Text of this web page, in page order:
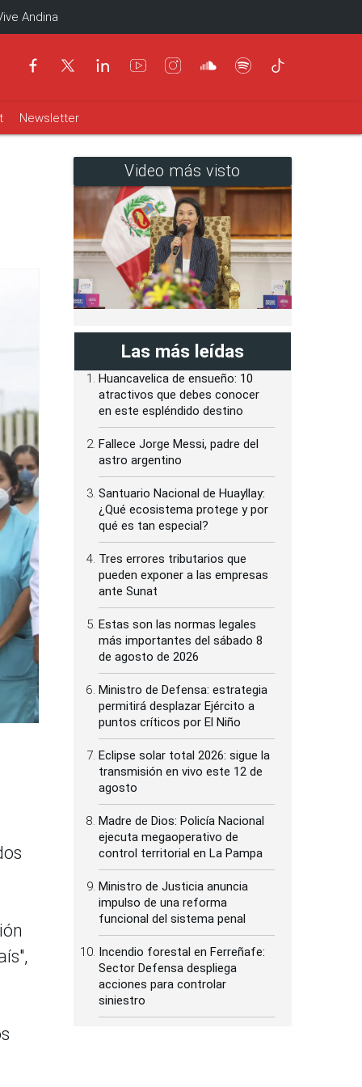
Andina
Newsletter
Video más visto
Las más leídas
Huancavelica de ensueño: 10
atractivos que debes conocer
en este espléndido destino
Fallece Jorge Messi, padre del
astro argentino
Santuario Nacional de Huayllay:
¿Qué ecosistema protege y por
qué es tan especial?
Tres errores tributarios que
pueden exponer a las empresas
ante Sunat
Estas son las normas legales
más importantes del sábado 8
de agosto de 2026
Ministro de Defensa: estrategia
permitirá desplazar Ejército a
puntos críticos por El Niño
Eclipse solar total 2026: sigue la
transmisión en vivo este 12 de
agosto
Madre de Dios: Policía Nacional
ejecuta megaoperativo de
control territorial en La Pampa
Ministro de Justicia anuncia
impulso de una reforma
funcional del sistema penal
Incendio forestal en Ferreñafe:
Sector Defensa despliega
acciones para controlar
siniestro